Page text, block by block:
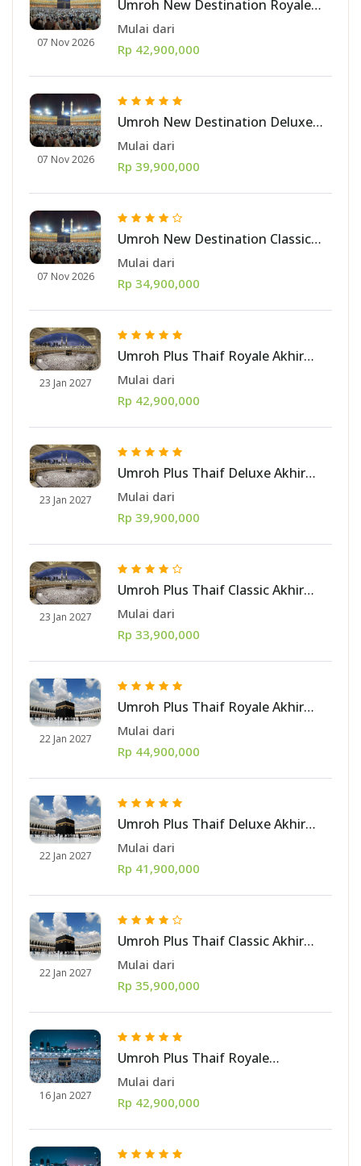
07 Nov 2026
Umroh New Destination Royale
November 2026 10 hari [Jakarta]
Mulai dari
Rp 42,900,000
07 Nov 2026
Umroh New Destination Deluxe
November 2026 10 hari [Jakarta]
Mulai dari
Rp 39,900,000
07 Nov 2026
Umroh New Destination Classic
November 2026 10 hari [Jakarta]
Mulai dari
Rp 34,900,000
23 Jan 2027
Umroh Plus Thaif Royale Akhir
Januari 2027 10 hari [start Jakarta]
Mulai dari
Rp 42,900,000
23 Jan 2027
Umroh Plus Thaif Deluxe Akhir
Januari 2027 10 hari [start Jakarta]
Mulai dari
Rp 39,900,000
23 Jan 2027
Umroh Plus Thaif Classic Akhir
Januari 2027 10 hari [start Jakarta]
Mulai dari
Rp 33,900,000
22 Jan 2027
Umroh Plus Thaif Royale Akhir
Januari 2027 11 hari [start Batam]
Mulai dari
Rp 44,900,000
22 Jan 2027
Umroh Plus Thaif Deluxe Akhir
Januari 2027 11 hari [start Batam]
Mulai dari
Rp 41,900,000
22 Jan 2027
Umroh Plus Thaif Classic Akhir
Januari 2027 11 hari [start Batam]
Mulai dari
Rp 35,900,000
16 Jan 2027
Umroh Plus Thaif Royale
Pertengahan Januari 2027 10 hari
Mulai dari
Rp 42,900,000